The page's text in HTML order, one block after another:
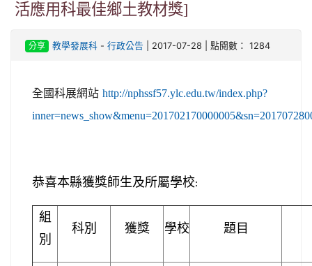
活應用科最佳鄉土教材獎]
分享 教學發展科- 行政公告 | 2017-07-28 | 點閱數： 1284
全國科展網站 http://nphssf57.ylc.edu.tw/index.php?
恭喜本縣獲獎師生及所屬學校:
組
別
科別 獲獎 學校 題目